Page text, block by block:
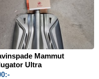
Mammut
Ultra